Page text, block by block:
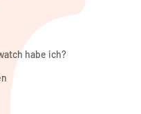
habe ich?